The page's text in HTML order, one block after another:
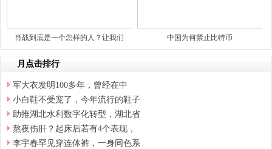
肖战到底是一个怎样的人？让我们 中国为何禁止比特币
月点击排行
军大衣发明100多年，曾经在中
小白鞋不受宠了，今年流行的鞋子
助推湖北水利数字化转型，湖北省
熬夜伤肝？起床后若有4个表现，
李宇春罕见穿连体裤，一身同色系